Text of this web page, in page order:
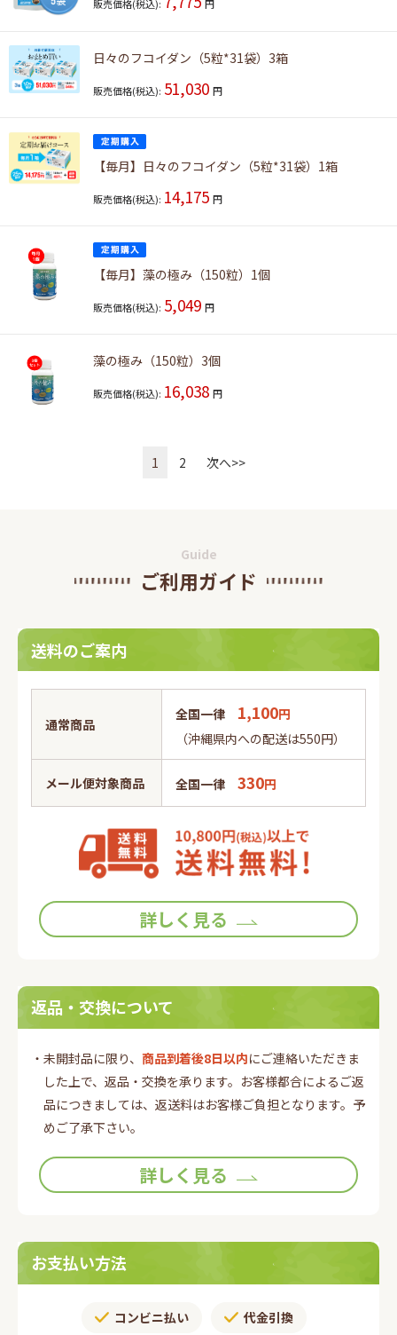
販売価格(税込): 円
日々のフコイダン（5粒*31袋）3箱
販売価格(税込): 51,030 円
【毎月】日々のフコイダン（5粒*31袋）1箱
販売価格(税込): 14,175 円
【毎月】藻の極み（150粒）1個
販売価格(税込): 5,049 円
藻の極み（150粒）3個
販売価格(税込): 16,038 円
1 2 次へ>>
Guide
ご利用ガイド
送料のご案内
通常商品
全国一律 1,100円
（沖縄県内への配送は550円）
メール便対象商品 全国一律 330円
詳しく見る
返品・交換について
・未開封品に限り、 商品到着後8日以内にご連絡いただきま
した上で、返品・交換を承ります。お客様都合によるご返
品につきましては、返送料はお客様ご負担となります。予
めご了承下さい。
詳しく見る
お支払い方法
コンビニ払い 代金引換